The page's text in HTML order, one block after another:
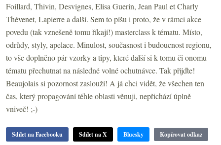
Foillard, Thivin, Desvignes, Elisa Guerin, Jean Paul et Charly
Thévenet, Lapierre a další. Sem to píšu i proto, že v rámci akce
povedu (tak vznešeně tomu říkají!) masterclass k tématu. Místo,
odrůdy, styly, apelace. Minulost, současnost i budoucnost regionu,
to vše doplněno pár vzorky a tipy, které další si k tomu či onomu
tématu přechutnat na následné volné ochutnávce. Tak přijďte!
Beaujolais si pozornost zaslouží! A já chci vidět, že všechen ten
čas, který propagování téhle oblasti věnuji, nepřichází úplně
vniveč! ;-)
Sdílet na Facebooku Sdílet na X Bluesky Kopírovat odkaz